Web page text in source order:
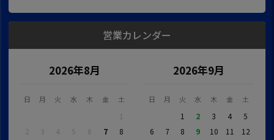
営業カレンダー
2026年8月
日 月 火 水 木 金 土
1
2
3 4 5 6 7
8
2026年9月
日 月 火 水 木 金 土
1 2 3 4
5
6
7 8 9 10 11
12